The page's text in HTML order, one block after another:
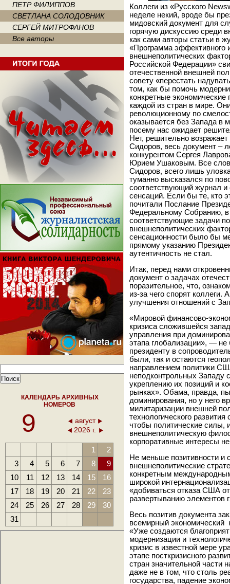
ПЕТР ФИЛИППОВ
СВЕТЛАНА СОЛОДОВНИК
СЕРГЕЙ МИТРОФАНОВ
Все авторы
КАЛЕНДАРЬ АРХИВНЫХ
НОМЕРОВ
9
август
2026 г.
1
2
3
4 5 6 7 8
9
10
11 12 13 14 15
16
17
18 19 20 21 22
23
24
25 26 27 28 29
30
31
Коллеги из «Русского
неделе некий, вроде бы
мидовский документ для
горячую дискуссию среди
как сами авторы статьи в
«Программа эффективного
внешнеполитических
Российской Федерации»
отечественной внешней
совету «перестать
том, как бы помочь
конкретные экономические
каждой из стран в мире.
революционному по
оказывается без Запада в
посему нас ожидает
Нет, решительно
Сидоров, весь документ –
конкурентом Сергея
Юрием Ушаковым. Все
Сидоров, всего лишь
туманно высказался по
соответствующий журнал и
сенсаций. Если бы те, кто
почитали Послание
Федеральному Собранию,
соответствующие задачи
внешнеполитических
сенсационности было бы
прямому указанию
аутентичность не стал.
Итак, перед нами
документ о задачах
поразительное, что,
из-за чего спорят коллеги.
улучшения отношений с
«Мировой финансово-
кризиса сложившейся
управления при
этапа глобализации», — не
президенту в
были, так и остаются
направлением политики
неподконтрольных Западу
укреплению их позиций и
рынках». Обама, правда,
доминирования, но у него
милитаризации внешней
технологического
чтобы политические силы,
внешнеполитическую
корпоративные интересы
Не меньше позитивности и
внешнеполитические
конкретным
широкой
«добиваться отказа США
развертыванию элементов
Весь позитив документа
всемирный экономический
«Уже создаются
модернизации и
кризис в известной мере
этапе посткризисного
стран значительной части
даже не в том, что столь
государства, падение